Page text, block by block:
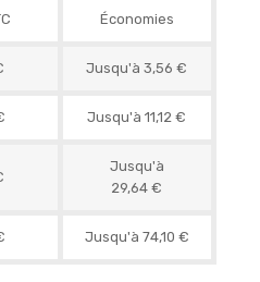
Économies
Jusqu'à 3,56 €
Jusqu'à 11,12 €
Jusqu'à
29,64 €
Jusqu'à 74,10 €